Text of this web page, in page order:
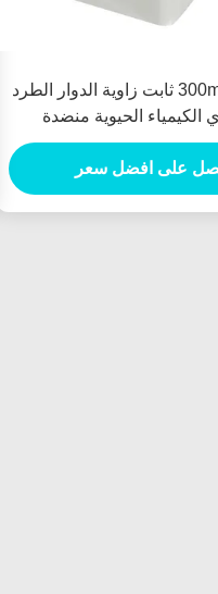
300ml 6000rpm ثابت زاوية الدوار الطرد
الكيمياء الحيوية منضدة
على افضل سعر